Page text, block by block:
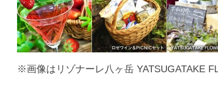
※画像はリゾナーレ八ヶ岳 YATSUGATAKE